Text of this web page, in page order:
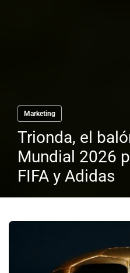
Marketing
Trionda, el
Mundial 2026
FIFA y Adidas